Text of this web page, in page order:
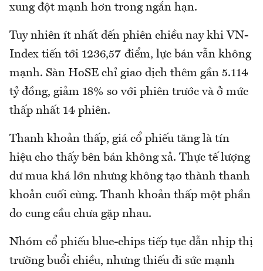
xung đột mạnh hơn trong ngắn hạn.
Tuy nhiên ít nhất đến phiên chiều nay khi VN-
Index tiến tới 1236,57 điểm, lực bán vẫn không
mạnh. Sàn HoSE chỉ giao dịch thêm gần 5.114
tỷ đồng, giảm 18% so với phiên trước và ở mức
thấp nhất 14 phiên.
Thanh khoản thấp, giá cổ phiếu tăng là tín
hiệu cho thấy bên bán không xả. Thực tế lượng
dư mua khá lớn nhưng không tạo thành thanh
khoản cuối cùng. Thanh khoản thấp một phần
do cung cầu chưa gặp nhau.
Nhóm cổ phiếu blue-chips tiếp tục dẫn nhịp thị
trường buổi chiều, nhưng thiếu đi sức mạnh